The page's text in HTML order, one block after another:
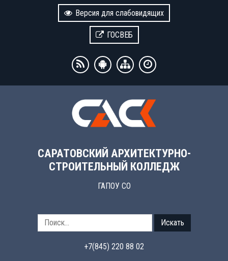
Версия для слабовидящих
ГОСВЕБ
САРАТОВСКИЙ АРХИТЕКТУРНО-
СТРОИТЕЛЬНЫЙ КОЛЛЕДЖ
ГАПОУ СО
Искать
+7(845) 220 88 02